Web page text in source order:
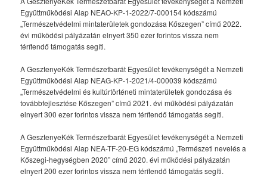
Együttműködési Alap NEAO-KP-1-2022/7-000154 kódszámú
„Természetvédelmi mintaterületek gondozása Kőszegen” című 2022.
évi működési pályázatán elnyert 350 ezer forintos vissza nem
térítendő támogatás segíti.
A GesztenyeKék Természetbarát Egyesület tevékenységét a Nemzeti
Együttműködési Alap NEAG-KP-1-2021/4-000039 kódszámú
„Természetvédelmi és kultúrtörténeti mintaterületek gondozása és
továbbfejlesztése Kőszegen” című 2021. évi működési pályázatán
elnyert 300 ezer forintos vissza nem térítendő támogatás segíti.
A GesztenyeKék Természetbarát Egyesület tevékenységét a Nemzeti
Együttműködési Alap NEA-TF-20-EG kódszámú „Természeti nevelés a
Kőszegi-hegységben 2020” című 2020. évi működési pályázatán
elnyert 200 ezer forintos vissza nem térítendő támogatás segíti.